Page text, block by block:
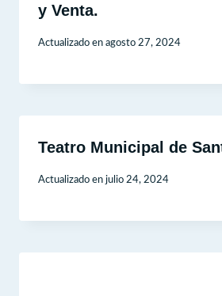
y Venta.
Actualizado en agosto 27, 2024
Teatro Municipal de
Actualizado en julio 24, 2024